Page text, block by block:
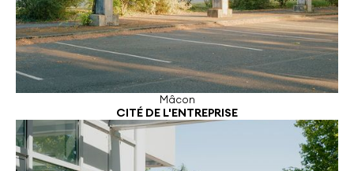
Mâcon
CITÉ DE L'ENTREPRISE